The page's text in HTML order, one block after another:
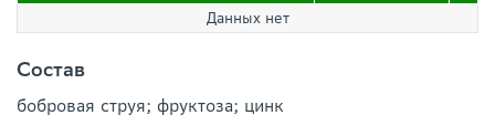
Данных нет
Состав
бобровая струя; фруктоза; цинк